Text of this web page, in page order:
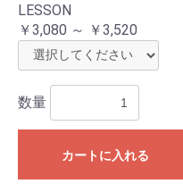
LESSON
￥3,080 ～ ￥3,520
数量
カートに入れる